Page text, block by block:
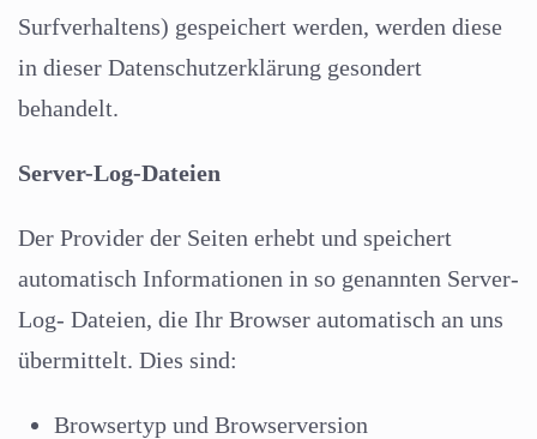
Surfverhaltens) gespeichert werden, werden diese
in dieser Datenschutzerklärung gesondert
behandelt.
Server-Log-Dateien
Der Provider der Seiten erhebt und speichert
automatisch Informationen in so genannten Server-
Log- Dateien, die Ihr Browser automatisch an uns
übermittelt. Dies sind:
Browsertyp und Browserversion